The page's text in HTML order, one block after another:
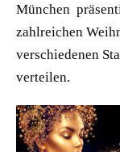
München
zahlreichen
verschiedenen
verteilen.